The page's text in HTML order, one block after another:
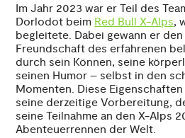
Im Jahr 2023 war er Teil des
Dorlodot beim Red Bull X-Alps,
begleitete. Dabei gewann er
Freundschaft des erfahrenen
durch sein Können, seine
seinen Humor – selbst in den
Momenten. Diese
seine derzeitige Vorbereitung,
seine Teilnahme an den X-Alps
Abenteuerrennen der Welt.